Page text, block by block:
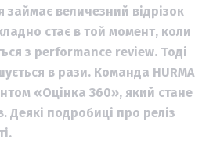
займає величезний відрізок
стає в той момент, коли
з performance review. Тоді
в рази. Команда HURMA
«Оцінка 360», який стане
Деякі подробиці про реліз